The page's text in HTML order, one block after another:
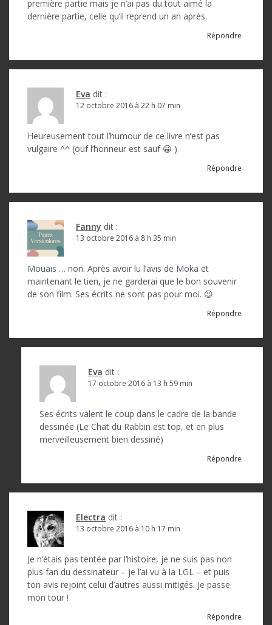
première partie mais je n’ai pas du tout aimé la
dernière partie, celle qu’il reprend un an après.
Répondre
Eva dit :
12 octobre 2016 à 22 h 07 min
Heureusement tout l’humour de ce livre n’est pas
vulgaire ^^ (ouf l’honneur est sauf 😀 )
Répondre
Fanny dit :
13 octobre 2016 à 8 h 35 min
Mouais … non. Après avoir lu l’avis de Moka et
maintenant le tien, je ne garderai que le bon souvenir
de son film. Ses écrits ne sont pas pour moi. 😉
Répondre
Eva dit :
17 octobre 2016 à 13 h 59 min
Ses écrits valent le coup dans le cadre de la bande
dessinée (Le Chat du Rabbin est top, et en plus
merveilleusement bien dessiné)
Répondre
Electra dit :
13 octobre 2016 à 10 h 17 min
Je n’étais pas tentée par l’histoire, je ne suis pas non
plus fan du dessinateur – je l’ai vu à la LGL – et puis
ton avis rejoint celui d’autres aussi mitigés. Je passe
mon tour !
Répondre